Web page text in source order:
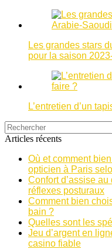
Les grandes stars
pour la saison
L’entretien d’un
Articles récents
Où et comment
opticien à Paris
Confort d’assise
réflexes posturaux
Comment bien
bain ?
Quelles sont les
Jeu d’argent en
casino fiable